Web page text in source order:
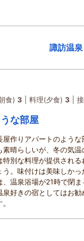
諏訪温泉
食) 3 料理(夕食) 3
な部屋
作りアパートのよう
晴らしいが、冬の気
別な料理が提供され
。味付けは美味しかっ
、温泉浴場が21時で閉
好きの宿としてはお